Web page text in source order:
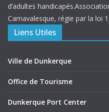
d’adultes
Carnavalesque, régie par la loi
Liens Utiles
Ville de Dunkerque
Office de Tourisme
Dunkerque Port Center